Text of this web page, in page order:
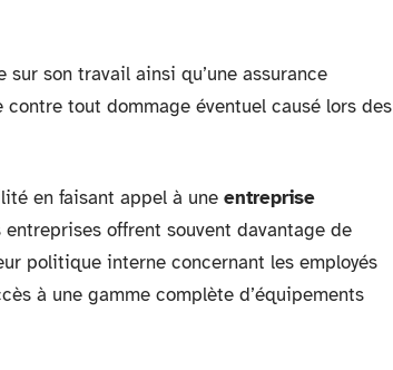
son travail ainsi qu’une assurance
tout dommage éventuel causé lors des
en faisant appel à une entreprise
offrent souvent davantage de
politique interne concernant les employés
à une gamme complète d’équipements